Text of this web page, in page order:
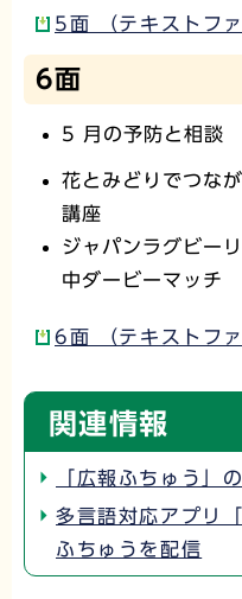
5面 （テキストフ
6面
5 月の予防と相談
花とみどりでつな
講座
ジャパンラグビー
中ダービーマッチ
6面 （テキストフ
関連情報
「広報ふちゅう」
多言語対応アプリ
ふちゅうを配信